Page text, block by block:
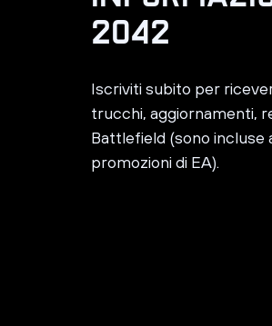
Iscriviti subito per
trucchi, aggiornamenti,
Battlefield (sono incluse
promozioni di EA).